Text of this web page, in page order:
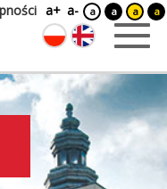
a+ a- a a a a